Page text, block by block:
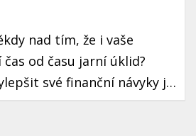
nad tím, že i vaše
od času jarní úklid?
své finanční návyky je
k lepší finanční